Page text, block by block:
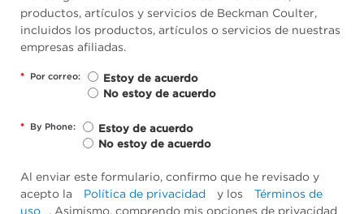
productos, artículos y servicios de Beckman Coulter,
incluidos los productos, artículos o servicios de nuestras
empresas afiliadas.
* Por correo:
Estoy de acuerdo
No estoy de acuerdo
* By Phone:
Estoy de acuerdo
No estoy de acuerdo
Al enviar este formulario, confirmo que he revisado y
acepto la
Política de privacidad y los
Términos de
uso
. Asimismo, comprendo mis opciones de privacidad